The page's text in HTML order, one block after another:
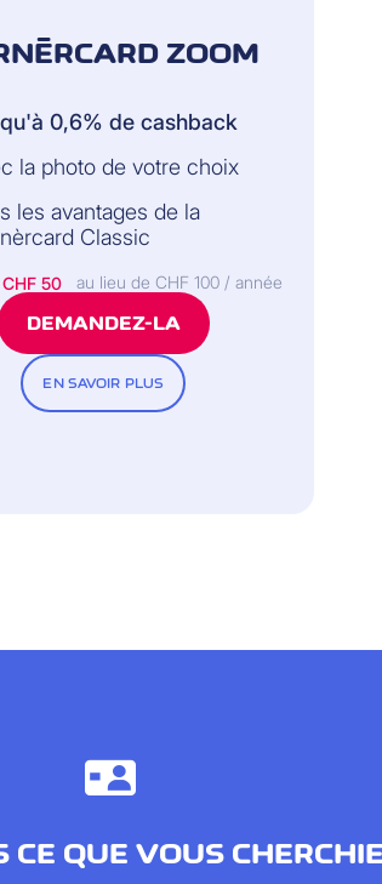
ZOOM
0,6% de cashback
la photo de votre choix
les avantages de la
Classic
CHF 50 au lieu de CHF 100 / année
DEMANDEZ-LA
EN SAVOIR PLUS
CE QUE VOUS